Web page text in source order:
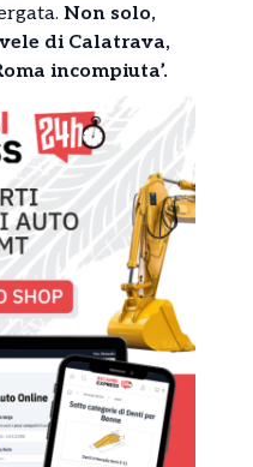
Non solo,
di Calatrava,
incompiuta’.